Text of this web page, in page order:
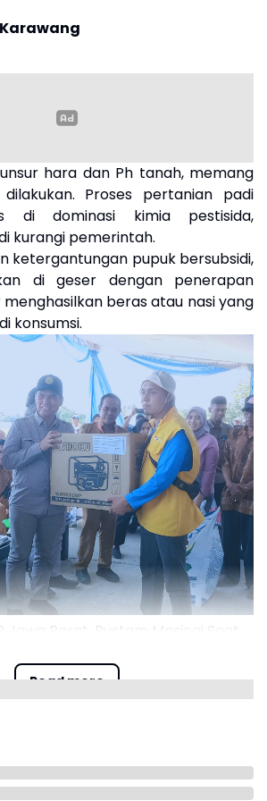
Read more
hara dan Ph tanah, memang
Proses pertanian padi
di dominasi kimia pestisida,
kurangi pemerintah.
ketergantungan pupuk bersubsidi,
di geser dengan penerapan
beras atau nasi yang
konsumsi.
Jawa Barat, Rustam Masinai Saat
Instrumen Pertanian